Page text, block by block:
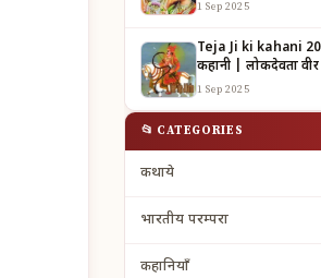
1 Sep 2025
Teja Ji ki kahani 2025 |
कहानी | लोकदेवता
TEJAJI KI KAHANI
1 Sep 2025
📂 CATEGORIES
कथाये
भारतीय परम्परा
कहानियाँ